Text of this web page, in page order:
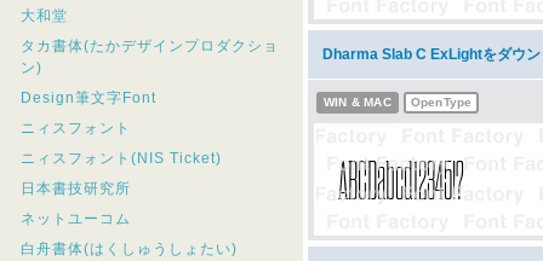
大和堂
タカ書体(たかデザインプロダクショ
ン)
Design筆文字Font
ニィスフォント
ニィスフォント(NIS Ticket)
日本書技研究所
ネットユーコム
白舟書体(はくしゅうしょたい)
Dharma Slab C ExLightをダウン
WIN & MAC OpenType